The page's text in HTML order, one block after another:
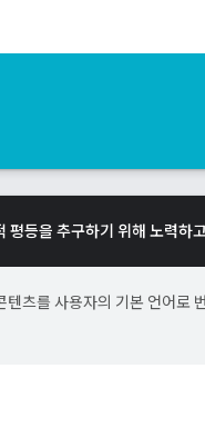
등을 추구하기 위해 노력하
츠를 사용자의 기본 언어로